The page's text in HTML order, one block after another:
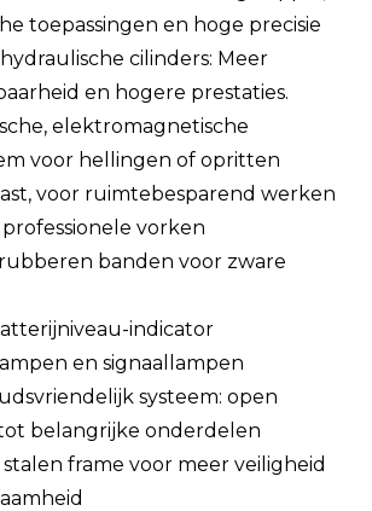
toepassingen en hoge precisie
cilinders: Meer
en hogere prestaties.
elektromagnetische
voor hellingen of opritten
voor ruimtebesparend werken
vorken
rubberen banden voor zware
indicator
en signaallampen
systeem: open
belangrijke onderdelen
frame voor meer veiligheid